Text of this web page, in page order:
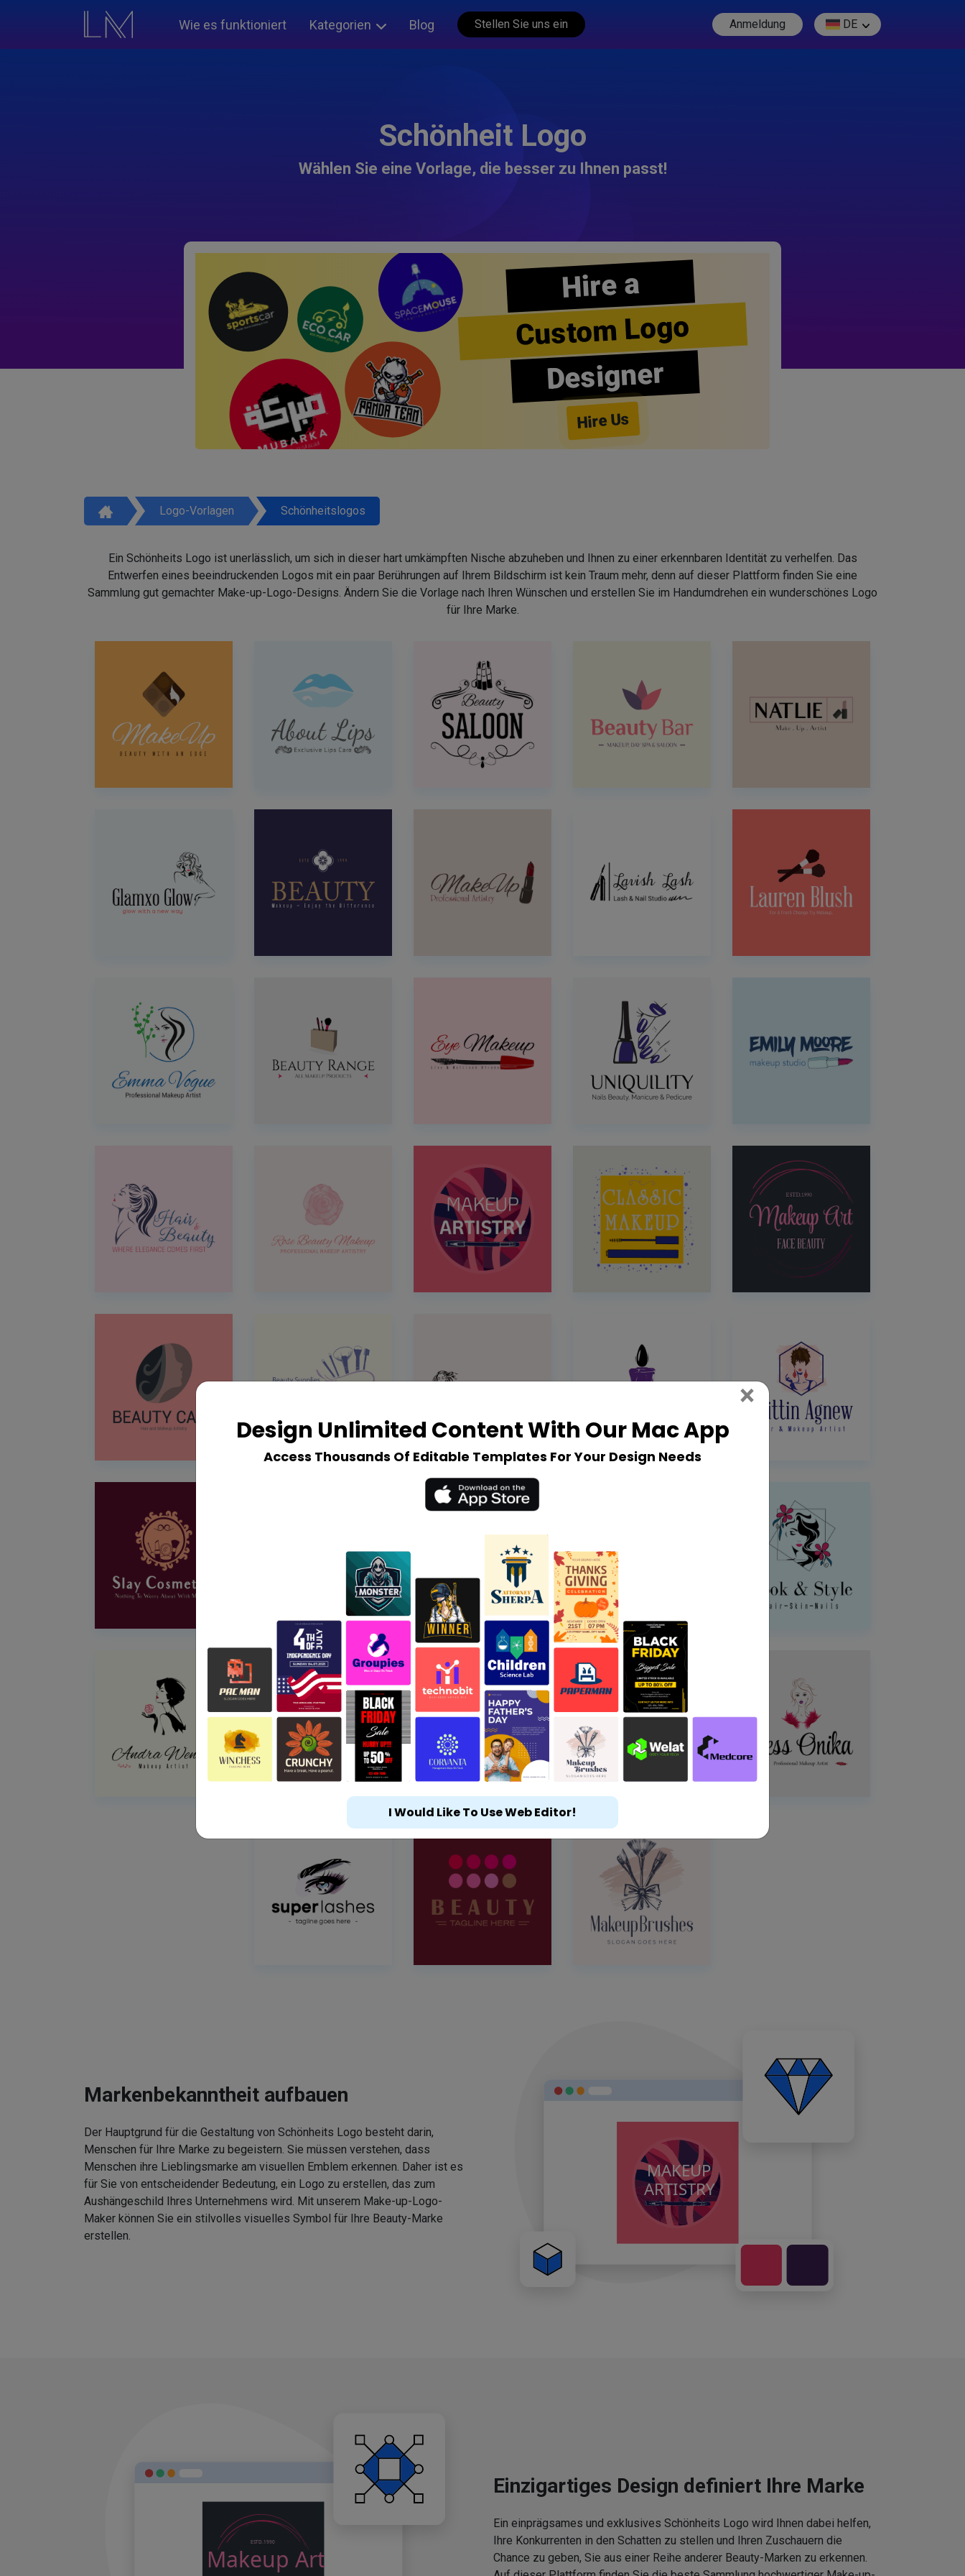
Wie es funktioniert Kategorien Blog Stellen Sie uns ein Anmeldung DE
Schönheit Logo
Wählen Sie eine Vorlage, die besser zu Ihnen passt!
Hire a
Custom Logo
Designer
Hire Us
Logo-Vorlagen Schönheitslogos
Ein Schönheits Logo ist unerlässlich, um sich in dieser hart umkämpften Nische abzuheben und Ihnen zu einer erkennbaren Identität zu verhelfen. Das
Entwerfen eines beeindruckenden Logos mit ein paar Berührungen auf Ihrem Bildschirm ist kein Traum mehr, denn auf dieser Plattform finden Sie eine
Sammlung gut gemachter Make-up-Logo-Designs. Ändern Sie die Vorlage nach Ihren Wünschen und erstellen Sie im Handumdrehen ein wunderschönes Logo
für Ihre Marke.
Markenbekanntheit aufbauen
Der Hauptgrund für die Gestaltung von Schönheits Logo besteht darin,
Menschen für Ihre Marke zu begeistern. Sie müssen verstehen, dass
Menschen ihre Lieblingsmarke am visuellen Emblem erkennen. Daher ist es
für Sie von entscheidender Bedeutung, ein Logo zu erstellen, das zum
Aushängeschild Ihres Unternehmens wird. Mit unserem Make-up-Logo-
Maker können Sie ein stilvolles visuelles Symbol für Ihre Beauty-Marke
erstellen.
Einzigartiges Design definiert Ihre Marke
Ein einprägsames und exklusives Schönheits Logo wird Ihnen dabei helfen,
Ihre Konkurrenten in den Schatten zu stellen und Ihren Zuschauern die
Chance zu geben, Sie aus einer Reihe anderer Beauty-Marken zu erkennen.
Access Thousands Of Editable Templates For Your Design Needs
Close
I Would Like To Use Web Editor!